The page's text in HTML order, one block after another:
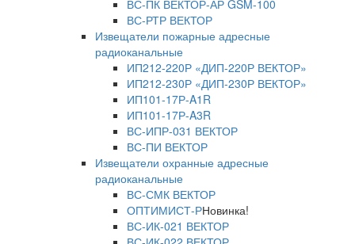
ВС-ПК ВЕКТОР-АР GSM-100
ВС-РТР ВЕКТОР
Извещатели пожарные адресные
радиоканальные
ИП212-220Р «ДИП-220Р ВЕКТОР»
ИП212-230Р «ДИП-230Р ВЕКТОР»
ИП101-17Р-A1R
ИП101-17Р-A3R
ВС-ИПР-031 ВЕКТОР
ВС-ПИ ВЕКТОР
Извещатели охранные адресные
радиоканальные
ВС-СМК ВЕКТОР
ОПТИМИСТ-РНовинка!
ВС-ИК-021 ВЕКТОР